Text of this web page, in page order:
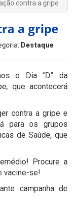
contra a gripe
a gripe
Destaque
o Dia “D” da
que acontecerá
contra a gripe e
para os grupos
de Saúde, que
Procure a
vacine-se!
campanha de